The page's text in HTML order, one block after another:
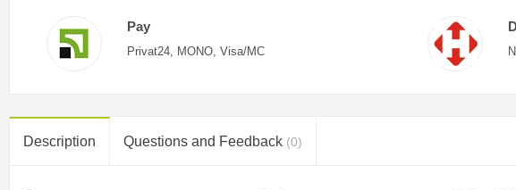
Pay
Privat24, MONO, Visa/MC
Description Questions and Feedback (0)